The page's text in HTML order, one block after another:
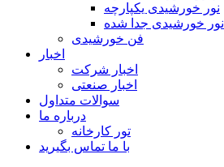
نور خورشیدی یکپارچه
نور خورشیدی جدا شده
فن خورشیدی
اخبار
اخبار شرکت
اخبار صنعتی
سوالات متداول
درباره ما
تور کارخانه
با ما تماس بگیرید